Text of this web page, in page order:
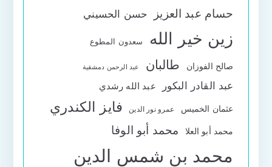
حسام عبد العزيز حسن الحسيني
زين خير الله سعدون المطوع
صالح الفوزان طالبان عبد الرحمن دمشقية
عبد القادر البكور عبد الله رشدي
عثمان الخميس عمرو نور الدين فايز الكندري
محمد أبو العلا محمد أبو الوفا
محمد بن شمس الدين